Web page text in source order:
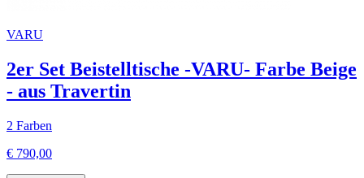
VARU
2er Set Beistelltische -VARU- Farbe Beige
- aus Travertin
2 Farben
€ 790,00